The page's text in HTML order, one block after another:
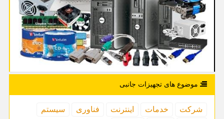
موضوع های تجهیزات جانبی
شركت خدمات اینترنت فناوری
سیستم